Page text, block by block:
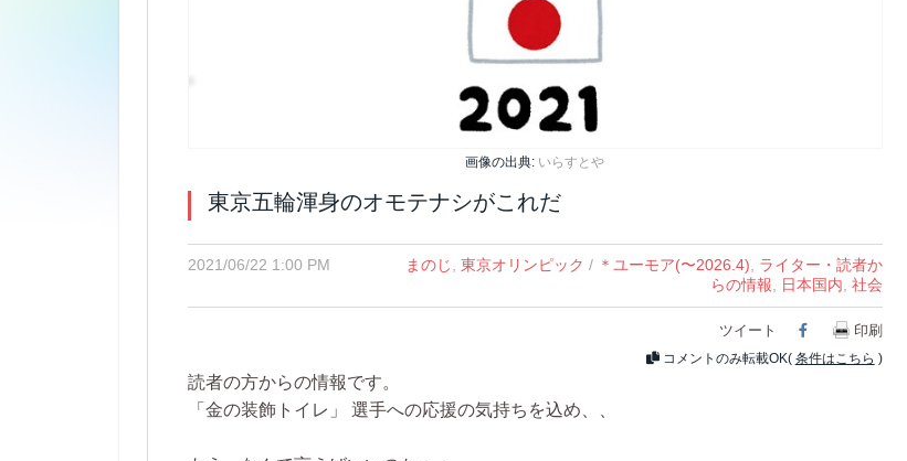
画像の出典: いらすとや
東京五輪渾身のオモテナシがこれだ
2021/06/22 1:00 PM まのじ 東京オリンピック / ＊ユーモア(〜2026.4)
ライター・読者か
らの情報
日本国内 社会
ツイート Facebook
印刷
コメントのみ転載OK( 条件はこちら )
読者の方からの情報です。
「金の装飾トイレ」 選手への応援の気持ちを込め、、